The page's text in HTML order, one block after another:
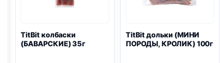
TitBit колбаски
(БАВАРСКИЕ) 35г
TitBit дольки (МИНИ
ПОРОДЫ, КРОЛИК) 100г